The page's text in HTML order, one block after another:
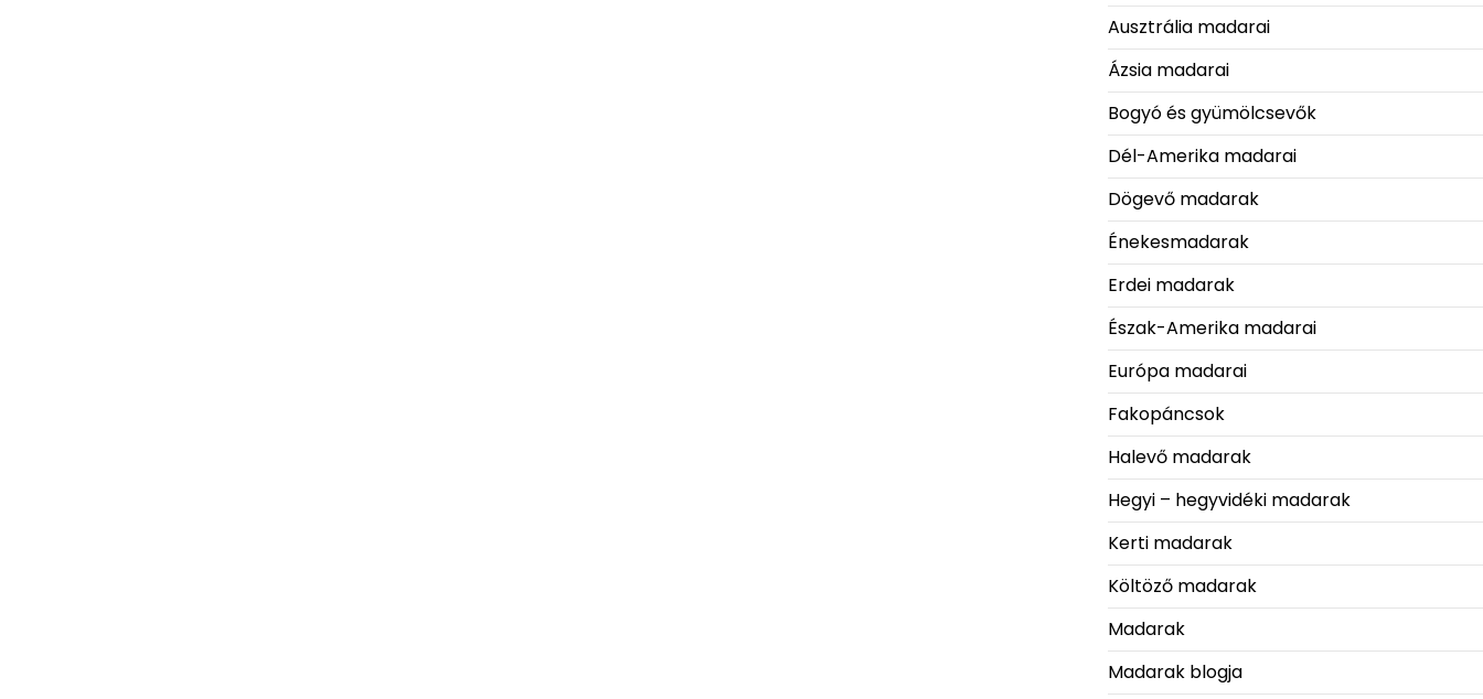
Ausztrália madarai
Ázsia madarai
Bogyó és gyümölcsevők
Dél-Amerika madarai
Dögevő madarak
Énekesmadarak
Erdei madarak
Észak-Amerika madarai
Európa madarai
Fakopáncsok
Halevő madarak
Hegyi – hegyvidéki madarak
Kerti madarak
Költöző madarak
Madarak
Madarak blogja